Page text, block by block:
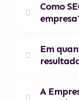
Como
Em
A